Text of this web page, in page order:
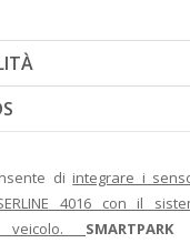
di integrare i
4016 con il
veicolo. SMARTPARK